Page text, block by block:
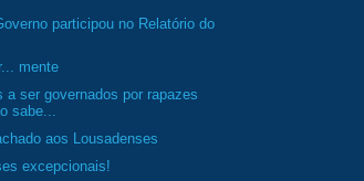
participou no Relatório do
mente
a ser governados por rapazes
sabe...
aos Lousadenses
excepcionais!